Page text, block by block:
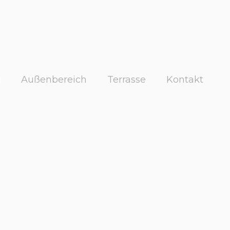
Außenbereich Terrasse Kontakt